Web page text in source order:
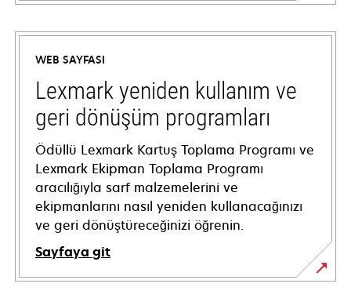
opens
in
new
tab
WEB SAYFASI
Lexmark yeniden kullanım ve
geri dönüşüm programları
Ödüllü Lexmark Kartuş Toplama Programı ve
Lexmark Ekipman Toplama Programı
aracılığıyla sarf malzemelerini ve
ekipmanlarını nasıl yeniden kullanacağınızı
ve geri dönüştüreceğinizi öğrenin.
Sayfaya git